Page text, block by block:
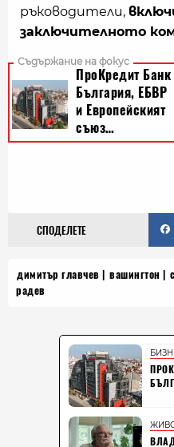
ръководители,
заключителното
СПОДЕЛЕТЕ
димитър главчев вашингтон
радев